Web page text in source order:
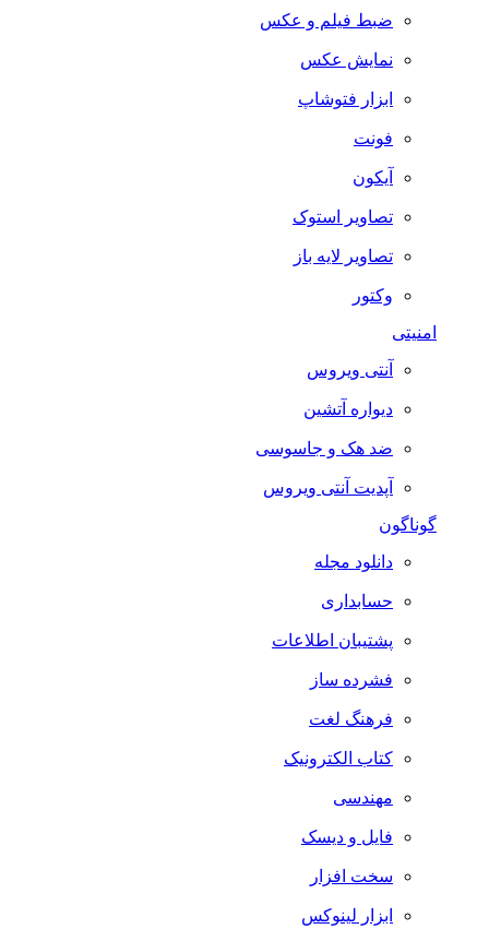
ضبط فيلم و عكس
نمایش عکس
ابزار فتوشاپ
فونت
آیکون
تصاویر استوک
تصاویر لایه باز
وکتور
امنیتی
آنتی ویروس
دیواره آتشین
ضد هک و جاسوسی
آپدیت آنتی ویروس
گوناگون
دانلود مجله
حسابداری
پشتیبان اطلاعات
فشرده ساز
فرهنگ لغت
کتاب الکترونیک
مهندسی
فایل و دیسک
سخت افزار
ابزار لینوکس